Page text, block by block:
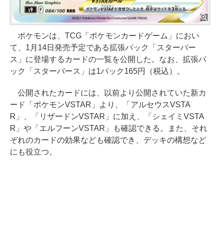
ポケモンは、TCG「ポケモンカードゲーム」におい
て、1月14日発売予定である拡張パック「スターバー
ス」に登場するカードの一覧を公開した。なお、拡張パ
ック「スターバース」は1パック165円（税込）。
公開されたカードには、以前より公開されていた新カ
ード「ポケモンVSTAR」より、「アルセウスVSTA
R」、「リザードンVSTAR」に加え、「シェイミVSTA
R」や「エルフーンVSTAR」も確認できる。また、それ
ぞれのカードの効果なども確認でき、デッキの構想など
にも役立つ。